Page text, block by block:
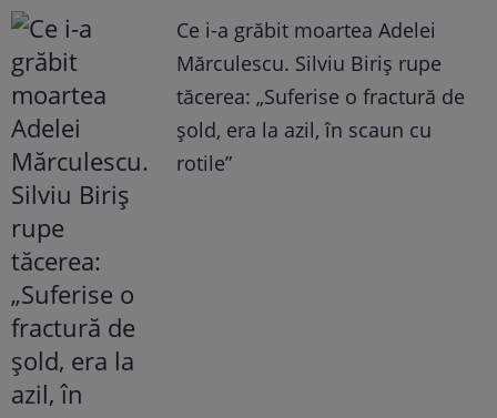
Ce i-a grăbit moartea Adelei
Mărculescu. Silviu Biriș rupe
tăcerea: „Suferise o fractură de
șold, era la azil, în scaun cu
rotile”